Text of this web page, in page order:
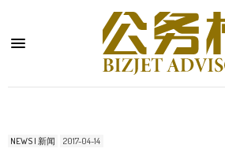
NEWS | 新闻 2017-04-14